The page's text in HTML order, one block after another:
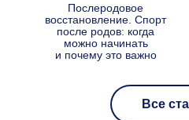
Послеродовое
восстановление. Спорт
после родов: когда
можно начинать
и почему это важно
Все